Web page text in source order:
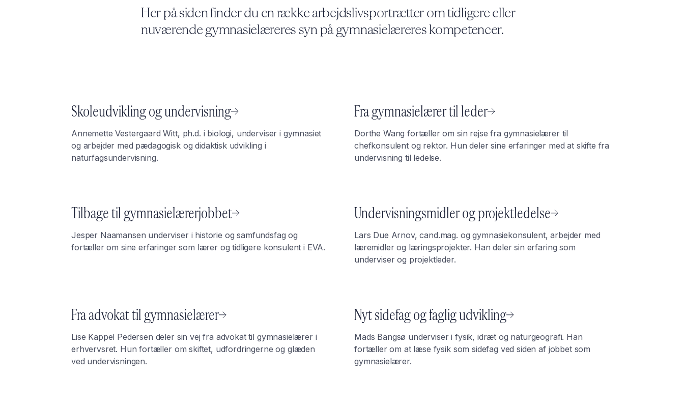
​Her på siden finder du en række arbejdslivsportrætter ​om tidligere eller
nuværende gymnasielæreres syn på gymnasielæreres ​kompetencer.
Skoleudvikling og undervisning
Annemette Vestergaard Witt, ph.d. i biologi, underviser i gymnasiet
og arbejder med pædagogisk og didaktisk udvikling i
naturfagsundervisning.
Fra gymnasielærer til leder
Dorthe Wang fortæller om sin rejse fra gymnasielærer til
chefkonsulent og rektor. Hun deler sine erfaringer med at skifte fra
undervisning til ledelse.
Tilbage til gymnasielærerjobbet
Jesper Naamansen underviser i historie og samfundsfag og
fortæller om sine erfaringer som lærer og tidligere konsulent i EVA.
Undervisningsmidler og projektledelse
Lars Due Arnov, cand.mag. og gymnasiekonsulent, arbejder med
læremidler og læringsprojekter. Han deler sin erfaring som
underviser og projektleder.
Fra advokat til gymnasielærer
Lise Kappel Pedersen deler sin vej fra advokat til gymnasielærer i
erhvervsret. Hun fortæller om skiftet, udfordringerne og glæden
ved undervisningen.
Nyt sidefag og faglig udvikling
Mads Bangsø underviser i fysik, idræt og naturgeografi. Han
fortæller om at læse fysik som sidefag ved siden af jobbet som
gymnasielærer.